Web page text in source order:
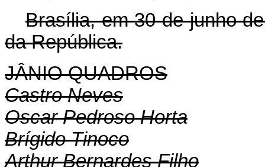
Brasília, em 30 de junho
da República.
JÂNIO QUADROS
Castro Neves
Oscar Pedroso Horta
Brígido Tinoco
Arthur Bernardes Filho